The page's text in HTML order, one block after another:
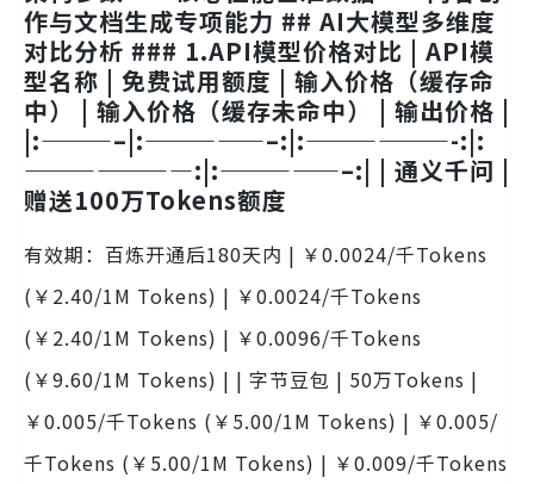
作与文档生成专项能力 ## AI大模型多维度
对比分析 ### 1.API模型价格对比 | API模
型名称 | 免费试用额度 | 输入价格（缓存命
中） | 输入价格（缓存未命中） | 输出价格 |
|:———–|:—————–:|:——————-:|:
———————:|:—————–:| | 通义千问 |
赠送100万Tokens额度
有效期：百炼开通后180天内 | ￥0.0024/千Tokens
(￥2.40/1M Tokens) | ￥0.0024/千Tokens
(￥2.40/1M Tokens) | ￥0.0096/千Tokens
(￥9.60/1M Tokens) | | 字节豆包 | 50万Tokens |
￥0.005/千Tokens (￥5.00/1M Tokens) | ￥0.005/
千Tokens (￥5.00/1M Tokens) | ￥0.009/千Tokens